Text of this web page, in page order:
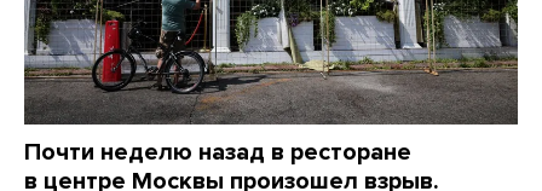
Почти неделю назад в ресторане
в центре Москвы произошел взрыв.